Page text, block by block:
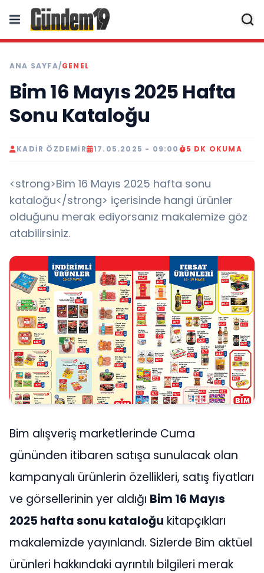
ANA SAYFA/GENEL
Bim 16 Mayıs 2025 Hafta
Sonu Kataloğu
KADIR ÖZDEMIR 17.05.2025 - 09:00 5 DK OKUMA
<strong>Bim 16 Mayıs 2025 hafta sonu
kataloğu</strong> içerisinde hangi ürünler
olduğunu merak ediyorsanız makalemize göz
atabilirsiniz.
Bim alışveriş marketlerinde Cuma
gününden itibaren satışa sunulacak olan
kampanyalı ürünlerin özellikleri, satış fiyatları
ve görsellerinin yer aldığı Bim 16 Mayıs
2025 hafta sonu kataloğu kitapçıkları
makalemizde yayınlandı. Sizlerde Bim aktüel
ürünleri hakkındaki ayrıntılı bilgileri merak